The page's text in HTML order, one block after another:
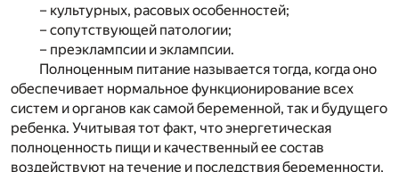
– культурных, расовых особенностей;
– сопутствующей патологии;
– преэклампсии и эклампсии.
Полноценным питание называется тогда, когда оно
обеспечивает нормальное функционирование всех
систем и органов как самой беременной, так и будущего
ребенка. Учитывая тот факт, что энергетическая
полноценность пищи и качественный ее состав
воздействуют на течение и последствия беременности,